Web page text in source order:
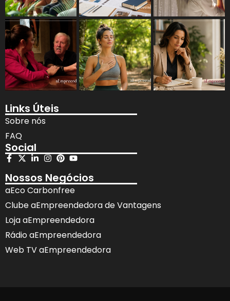
Links Úteis
Sobre nós
FAQ
Social
Nossos Negócios
aEco Carbonfree
Clube aEmpreendedora de Vantagens
Loja aEmpreendedora
Rádio aEmpreendedora
Web TV aEmpreendedora